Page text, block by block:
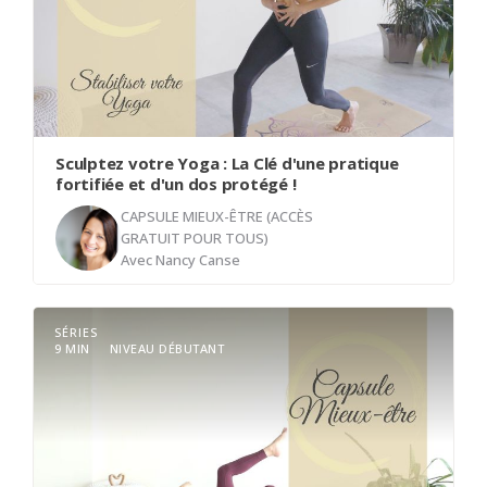
profondément, est l'une des clés d'une meilleure
santé. Prenez un temps d'arrêt et venez respirer
avec moi.
Sculptez votre Yoga : La Clé d'une pratique
fortifiée et d'un dos protégé !
CAPSULE MIEUX-ÊTRE (ACCÈS
GRATUIT POUR TOUS)
AvecNancy Canse
Bienvenue à tous ! Dans cette courte capsule, je
vous parle de l'importance cruciale de
l'engagement des muscles abdominaux dans nos
pratiques de yoga. En mettant l'accent sur la
stabilisation des postures, la protection du dos et
l'amélioration des transitions, nous découvrirons
SÉRIES
9 MIN
NIVEAU DÉBUTANT